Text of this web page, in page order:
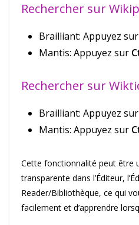
Rechercher sur
Brailliant: Appuyez sur
Mantis: Appuyez sur
Rechercher sur
Brailliant: Appuyez sur
Mantis: Appuyez sur
Cette fonctionnalité peut être
transparente dans l’Éditeur,
Reader/Bibliothèque, ce qui
facilement et d’apprendre